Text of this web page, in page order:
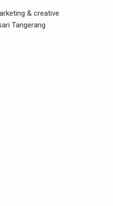
& creative
Tangerang